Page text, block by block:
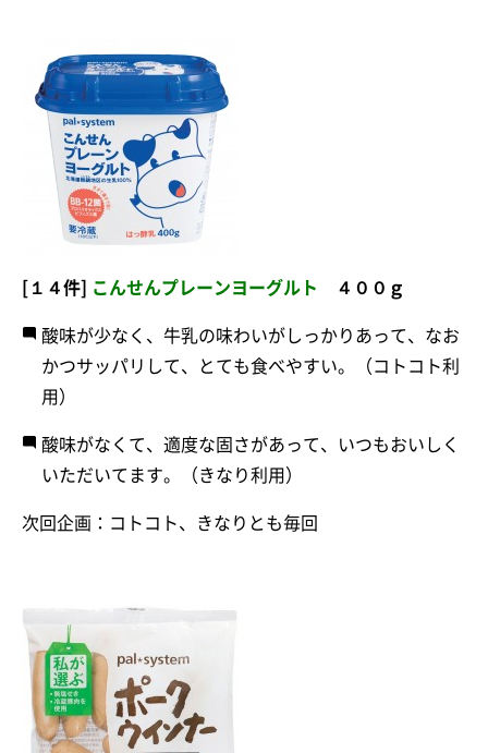
[１４件] こんせんプレーンヨーグルト ４００ｇ
酸味が少なく、牛乳の味わいがしっかりあって、なお
かつサッパリして、とても食べやすい。（コトコト利
用）
酸味がなくて、適度な固さがあって、いつもおいしく
いただいてます。（きなり利用）
次回企画：コトコト、きなりとも毎回